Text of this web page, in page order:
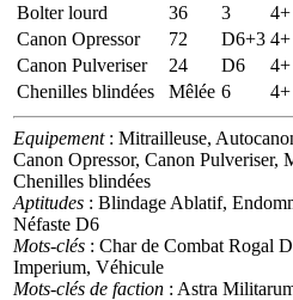
Bolter lourd
36 3 4+
Canon Opressor
72 D6+3 4+
Canon Pulveriser
24 D6 4+
Chenilles blindées
Mêlée 6 4+
Equipement: Mitrailleuse,
Canon Opressor, Canon Pulveriser,
Chenilles blindées
Aptitudes : Blindage Ablatif,
Néfaste D6
Mots-clés : Char de Combat Rogal
Imperium, Véhicule
Mots-clés de faction : Astra